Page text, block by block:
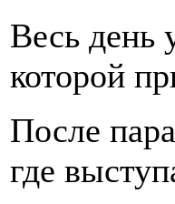
Весь день
которой
После
где